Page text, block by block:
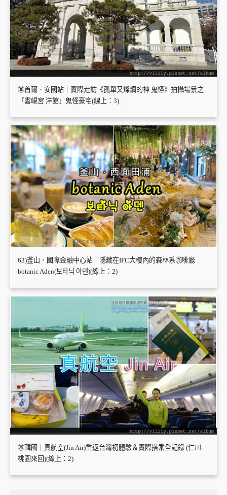
㉚首爾．安國站｜實際走訪《孤單又燦爛的神 鬼怪》拍攝場景之
「雲峴宮 洋館」鬼怪豪宅(線上：3)
63)釜山．國際金融中心站｜隱藏在IFC大樓內的森林系咖啡廳
botanic Aden(보타닉 아덴)(線上：2)
㉙韓國｜真航空(Jin Air)重返台灣初體驗＆實際搭乘全記錄 (仁川-
桃園來回)(線上：2)